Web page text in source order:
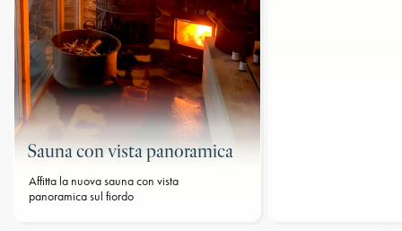
Sauna con vista panoramica
Affitta la nuova sauna con vista
panoramica sul fiordo